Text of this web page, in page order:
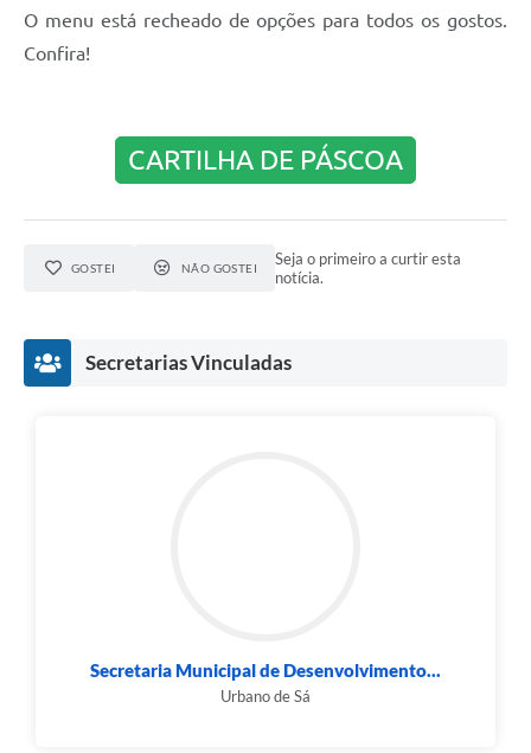
O menu está recheado de opções para todos os gostos.
Confira!
CARTILHA DE PÁSCOA
GOSTEI NÃO GOSTEI
Seja o primeiro a curtir esta
notícia.
Secretarias Vinculadas
Secretaria Municipal de Desenvolvimento...
Urbano de Sá